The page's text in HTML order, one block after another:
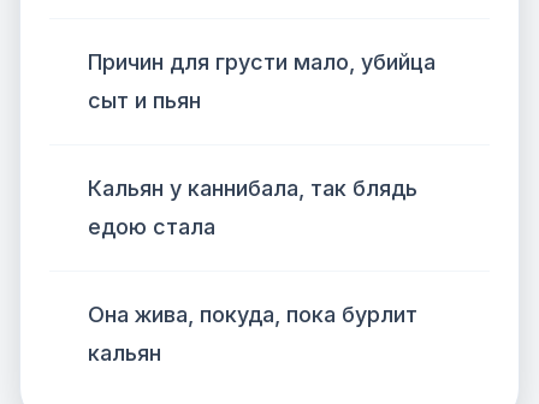
Причин для грусти мало, убийца
сыт и пьян
Кальян у каннибала, так блядь
едою стала
Она жива, покуда, пока бурлит
кальян